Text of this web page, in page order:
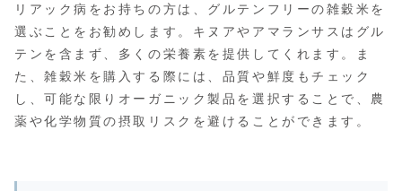
リアック病をお持ちの方は、グルテンフリーの雑穀米を
選ぶことをお勧めします。キヌアやアマランサスはグル
テンを含まず、多くの栄養素を提供してくれます。ま
た、雑穀米を購入する際には、品質や鮮度もチェック
し、可能な限りオーガニック製品を選択することで、農
薬や化学物質の摂取リスクを避けることができます。